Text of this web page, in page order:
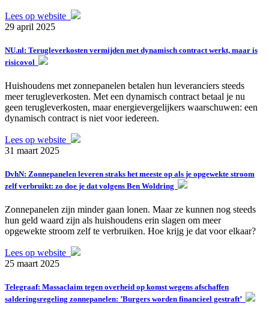
Lees op website
29 april 2025
NU.nl: Terugleverkosten vermijden met dynamisch contract werkt, maar is
risicovol
Huishoudens met zonnepanelen betalen hun leveranciers steeds
meer terugleverkosten. Met een dynamisch contract betaal je nu
geen terugleverkosten, maar energievergelijkers waarschuwen: een
dynamisch contract is niet voor iedereen.
Lees op website
31 maart 2025
DvhN: Zonnepanelen leveren straks het meeste op als je opgewekte stroom
zelf verbruikt: zo doe je dat volgens Ben Woldring
Zonnepanelen zijn minder gaan lonen. Maar ze kunnen nog steeds
hun geld waard zijn als huishoudens erin slagen om meer
opgewekte stroom zelf te verbruiken. Hoe krijg je dat voor elkaar?
Lees op website
25 maart 2025
Telegraaf: Massaclaim tegen overheid op komst wegens afschaffen
salderingsregeling zonnepanelen: ’Burgers worden financieel gestraft’